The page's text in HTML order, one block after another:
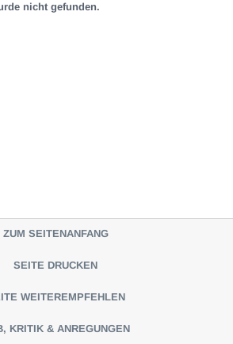
nicht gefunden.
ZUM SEITENANFANG
SEITE DRUCKEN
WEITEREMPFEHLEN
KRITIK & ANREGUNGEN